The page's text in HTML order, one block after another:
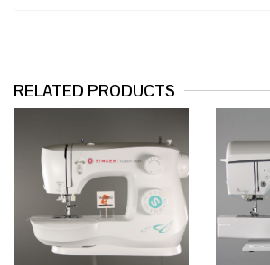
RELATED PRODUCTS